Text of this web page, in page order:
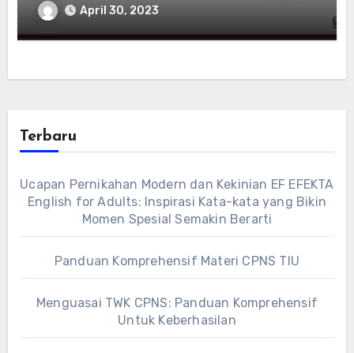
April 30, 2023
Terbaru
Ucapan Pernikahan Modern dan Kekinian EF EFEKTA
English for Adults: Inspirasi Kata-kata yang Bikin
Momen Spesial Semakin Berarti
Panduan Komprehensif Materi CPNS TIU
Menguasai TWK CPNS: Panduan Komprehensif
Untuk Keberhasilan